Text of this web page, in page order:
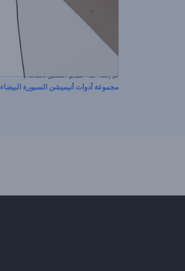
تم إنشاء هذا الفيديو المسبق باستخدام
مجموعة أدوات أنيميشن السبورة البيضاء